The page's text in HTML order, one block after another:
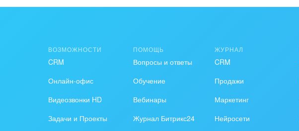
ВОЗМОЖНОСТИ
CRM
Онлайн-офис
Видеозвонки HD
Задачи и Проекты
ПОМОЩЬ
Вопросы и ответы
Обучение
Вебинары
Журнал Битрикс24
ЖУРНАЛ
CRM
Продажи
Маркетинг
Нейросети